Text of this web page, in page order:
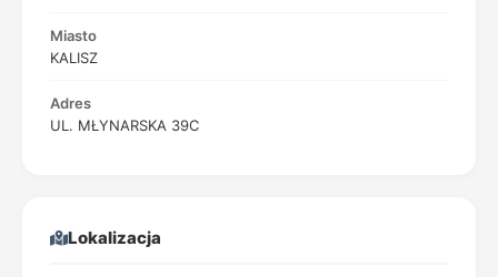
Miasto
KALISZ
Adres
UL. MŁYNARSKA 39C
Lokalizacja